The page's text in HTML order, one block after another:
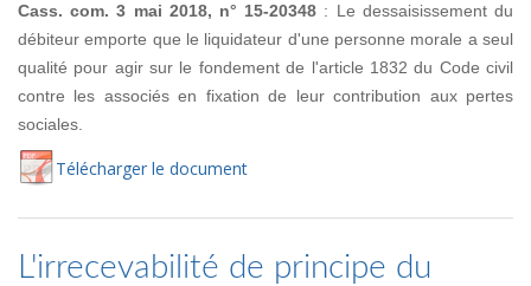
Cass. com. 3 mai 2018, n° 15-20348 : Le dessaisissement du
débiteur emporte que le liquidateur d'une personne morale a seul
qualité pour agir sur le fondement de l'article 1832 du Code civil
contre les associés en fixation de leur contribution aux pertes
sociales.
Télécharger le document
L'irrecevabilité de principe du